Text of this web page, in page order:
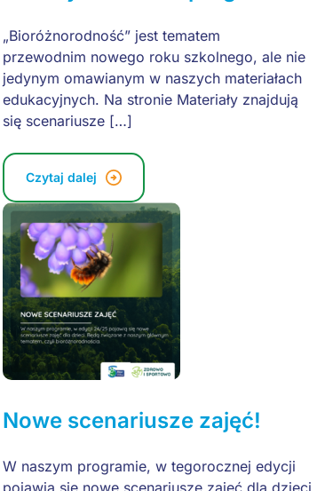
„Bioróżnorodność” jest tematem
przewodnim nowego roku szkolnego, ale nie
jedynym omawianym w naszych materiałach
edukacyjnych. Na stronie Materiały znajdują
się scenariusze […]
Czytaj dalej
Nowe scenariusze zajęć!
W naszym programie, w tegorocznej edycji
pojawią się nowe scenariusze zajęć dla dzieci.